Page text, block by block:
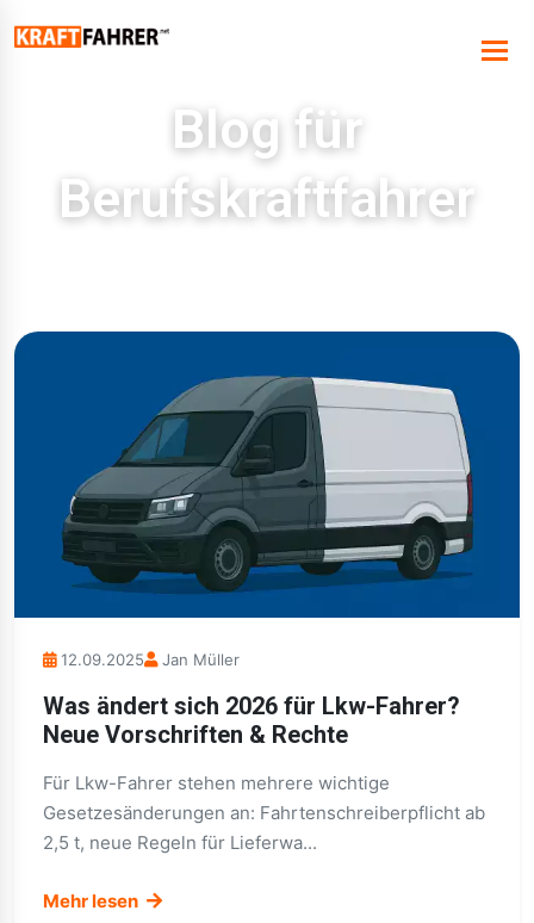
Blog für
Berufskraftfahrer
12.09.2025 Jan Müller
Was ändert sich 2026 für Lkw-Fahrer?
Neue Vorschriften & Rechte
Für Lkw-Fahrer stehen mehrere wichtige
Gesetzesänderungen an: Fahrtenschreiberpflicht ab
2,5 t, neue Regeln für Lieferwa...
Mehr lesen